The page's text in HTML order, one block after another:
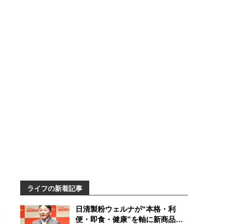
ライフの新着記事
日清製粉ウェルナが“本格・利
便・即食・健康”を軸に新商品を